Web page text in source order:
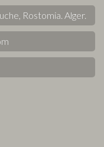
Rostomia. Alger.